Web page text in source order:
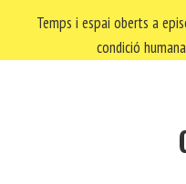
Temps i espai oberts a
condició